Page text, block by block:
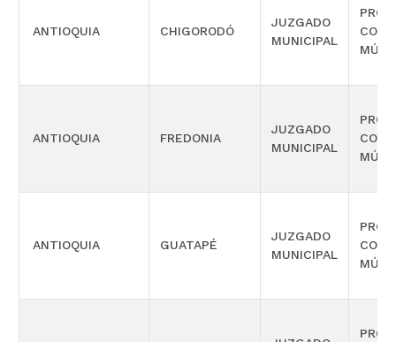
ANTIOQUIA CHIGORODÓ
JUZGADO
MUNICIPAL
ANTIOQUIA FREDONIA
JUZGADO
MUNICIPAL
ANTIOQUIA GUATAPÉ
JUZGADO
MUNICIPAL